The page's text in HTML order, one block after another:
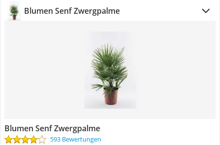
Blumen Senf Zwergpalme
Blumen Senf Zwergpalme
593 Bewertungen